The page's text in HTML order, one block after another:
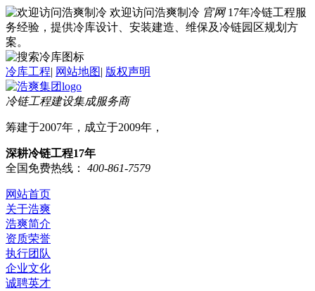
欢迎访问浩爽制冷 官网 17年冷链工程服
务经验，提供冷库设计、安装建造、维保及冷链园区规划方
案。
冷库工程| 网站地图| 版权声明
冷链工程建设集成服务商
筹建于2007年，成立于2009年，
深耕冷链工程17年
全国免费热线：
400-861-7579
网站首页
关于浩爽
浩爽简介
资质荣誉
执行团队
企业文化
诚聘英才